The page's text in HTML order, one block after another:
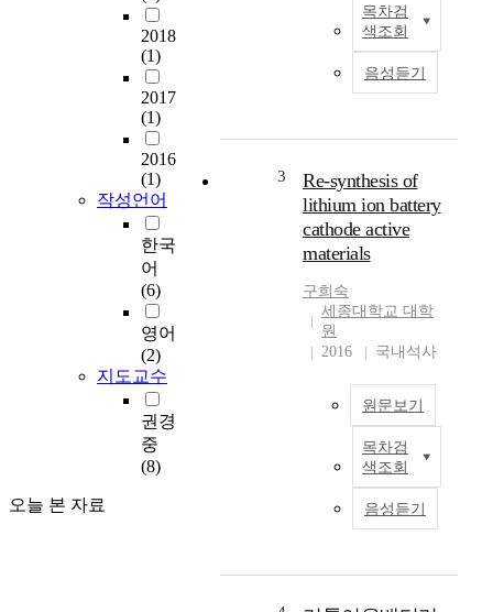
2018
(1)
2017
(1)
2016
(1)
작성언어
한국
어
(6)
영어
(2)
지도교수
권경
중
(8)
오늘 본 자료
현
함
목차검
색조회
음성듣기
3
Re-synthesis of
lithium ion battery
cathode active
materials
구희숙
세종대학교 대학
원
2016
국내석사
원문보기
목차검
색조회
음성듣기